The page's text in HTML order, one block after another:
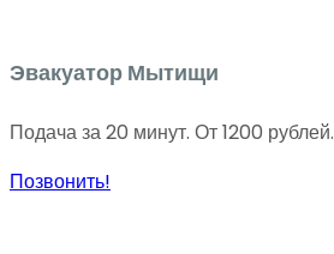
Эвакуатор Мытищи
Подача за 20 минут. От 1200 рублей.
Позвонить!